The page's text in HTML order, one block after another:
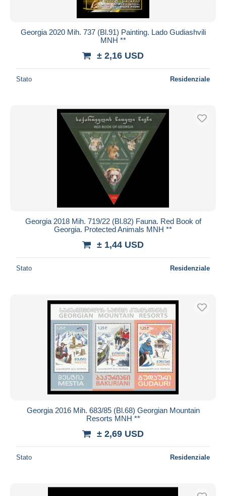
Georgia 2020 Mih. 737 (Bl.91) Painting. Lado Gudiashvili
MNH **
± 2,16 USD
Stato Residenziale
Georgia 2018 Mih. 719/22 (Bl.82) Fauna. Red Book of
Georgia. Protected Animals MNH **
± 1,44 USD
Stato Residenziale
Georgia 2016 Mih. 683/85 (Bl.68) Georgian Mountain
Resorts MNH **
± 2,69 USD
Stato Residenziale